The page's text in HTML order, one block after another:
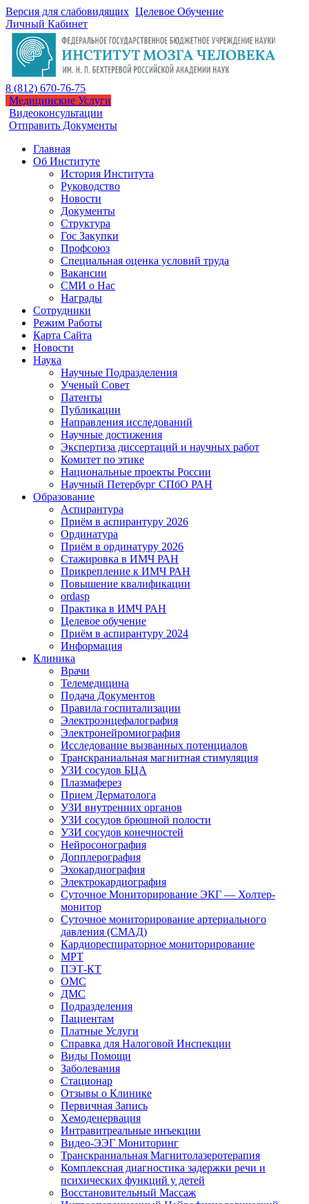
Версия для слабовидящих Целевое Обучение
Личный Кабинет
8 (812) 670-76-75
Медицинские Услуги
Видеоконсультации
Отправить Документы
Главная
Об Институте
История Института
Руководство
Новости
Документы
Структура
Гос Закупки
Профсоюз
Специальная оценка условий труда
Вакансии
СМИ о Нас
Награды
Сотрудники
Режим Работы
Карта Сайта
Новости
Наука
Научные Подразделения
Ученый Совет
Патенты
Публикации
Направления исследований
Научные достижения
Экспертиза диссертаций и научных работ
Комитет по этике
Национальные проекты России
Научный Петербург СПбО РАН
Образование
Аспирантура
Приём в аспирантуру 2026
Ординатура
Приём в ординатуру 2026
Стажировка в ИМЧ РАН
Прикрепление к ИМЧ РАН
Повышение квалификации
ordasp
Практика в ИМЧ РАН
Целевое обучение
Приём в аспирантуру 2024
Информация
Клиника
Врачи
Телемедицина
Подача Документов
Правила госпитализации
Электроэнцефалография
Электронейромиография
Исследование вызванных потенциалов
Транскраниальная магнитная стимуляция
УЗИ сосудов БЦА
Плазмаферез
Прием Дерматолога
УЗИ внутренних органов
УЗИ сосудов брюшной полости
УЗИ сосудов конечностей
Нейросонография
Допплерография
Эхокардиография
Электрокардиография
Суточное Мониторирование ЭКГ — Холтер-
монитор
Суточное мониторирование артериального
давления (СМАД)
Кардиореспираторное мониторирование
МРТ
ПЭТ-КТ
ОМС
ДМС
Подразделения
Пациентам
Платные Услуги
Справка для Налоговой Инспекции
Виды Помощи
Заболевания
Стационар
Отзывы о Клинике
Первичная Запись
Хемоденервация
Интравитреальные инъекции
Видео-ЭЭГ Мониторинг
Транскраниальная Магнитолазеротерапия
Комплексная диагностика задержки речи и
психических функций у детей
Восстановительный Массаж